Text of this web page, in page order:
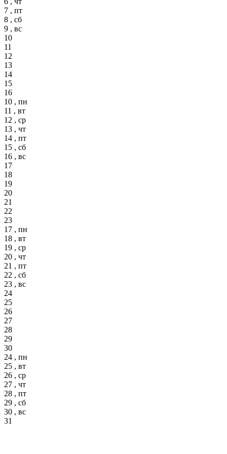
7 , пт
8 , сб
9 , вс
10
11
12
13
14
15
16
10 , пн
11 , вт
12 , ср
13 , чт
14 , пт
15 , сб
16 , вс
17
18
19
20
21
22
23
17 , пн
18 , вт
19 , ср
20 , чт
21 , пт
22 , сб
23 , вс
24
25
26
27
28
29
30
24 , пн
25 , вт
26 , ср
27 , чт
28 , пт
29 , сб
30 , вс
31